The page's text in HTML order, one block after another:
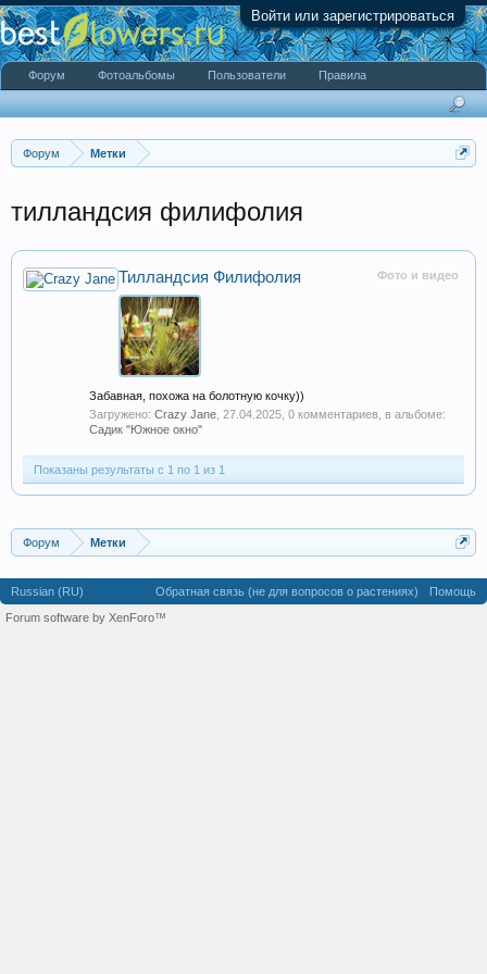
Войти или зарегистрироваться
Форум Метки
тилландсия филифолия
Фото и видео
Тилландсия Филифолия
Забавная, похожа на болотную кочку))
Загружено: Crazy Jane 27.04.2025 , 0 комментариев, в альбоме:
Садик "Южное окно"
Показаны результаты с 1 по 1 из 1
Форум Метки
Форум Фотоальбомы Пользователи Правила
Russian (RU) Обратная связь (не для вопросов о растениях)
Помощь
Forum software by XenForo™